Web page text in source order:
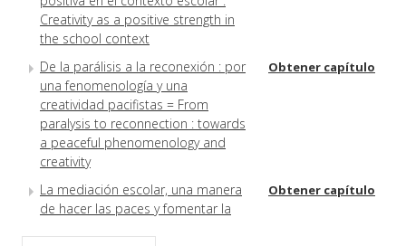
Creativity as a positive strength in
the school context
De la parálisis a la reconexión : por
una fenomenología y una
creatividad pacifistas = From
paralysis to reconnection : towards
a peaceful phenomenology and
creativity
Obtener capítulo
La mediación escolar, una manera
de hacer las paces y fomentar la
Obtener capítulo